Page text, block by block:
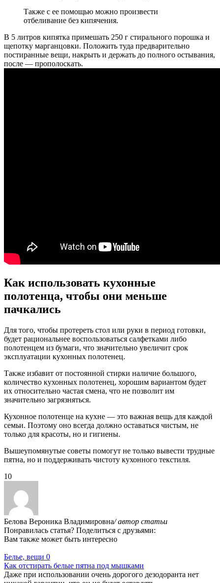
Также с ее помощью можно произвести
отбеливание без кипячения.
В 5 литров кипятка примешать 250 г стирального порошка и
щепотку марганцовки. Положить туда предварительно
постиранные вещи, накрыть и держать до полного остывания,
после — прополоскать.
Как использовать кухонные
полотенца, чтобы они меньше
пачкались
Для того, чтобы протереть стол или руки в период готовки,
будет рациональнее воспользоваться салфетками либо
полотенцем из бумаги, что значительно увеличит срок
эксплуатации кухонных полотенец.
Также избавит от постоянной стирки наличие большого,
количество кухонных полотенец, хорошим вариантом будет
их относительно частая смена, что не позволит им
значительно загрязняться.
Кухонное полотенце на кухне — это важная вещь для каждой
семьи. Поэтому оно всегда должно оставаться чистым, не
только для красоты, но и гигиены.
Вышеупомянутые советы помогут не только вывести трудные
пятна, но и поддерживать чистоту кухонного текстиля.
10
Белова Вероника Владимировна/ автор статьи
Понравилась статья? Поделиться с друзьями:
Вам также может быть интересно
Белье, вещи 0
Как отстирать белые пятна под мышками
Даже при использовании очень дорогого дезодоранта нет